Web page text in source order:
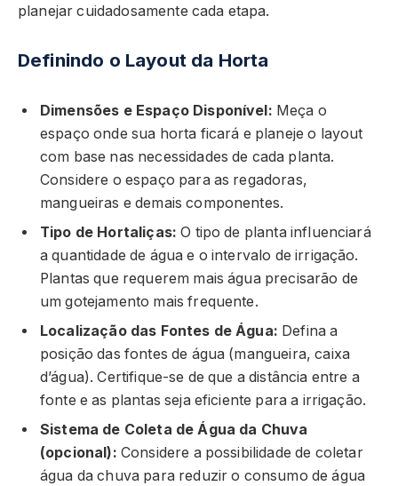
planejar cuidadosamente cada etapa.
Definindo o Layout da Horta
Dimensões e Espaço Disponível: Meça o
espaço onde sua horta ficará e planeje o layout
com base nas necessidades de cada planta.
Considere o espaço para as regadoras,
mangueiras e demais componentes.
Tipo de Hortaliças: O tipo de planta influenciará
a quantidade de água e o intervalo de irrigação.
Plantas que requerem mais água precisarão de
um gotejamento mais frequente.
Localização das Fontes de Água: Defina a
posição das fontes de água (mangueira, caixa
d’água). Certifique-se de que a distância entre a
fonte e as plantas seja eficiente para a irrigação.
Sistema de Coleta de Água da Chuva
(opcional): Considere a possibilidade de coletar
água da chuva para reduzir o consumo de água